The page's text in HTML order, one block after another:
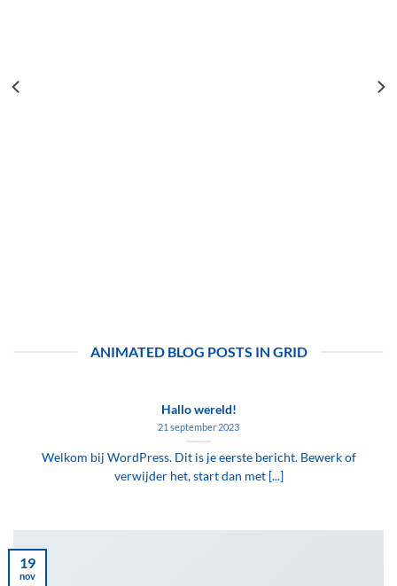
ANIMATED BLOG POSTS IN GRID
Hallo wereld!
21 september 2023
Welkom bij WordPress. Dit is je eerste bericht. Bewerk of
verwijder het, start dan met [...]
19
nov